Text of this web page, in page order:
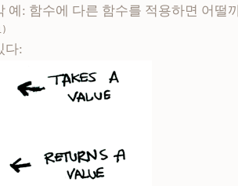
예: 함수에 다른 함수를 적용하면 어떨
다: